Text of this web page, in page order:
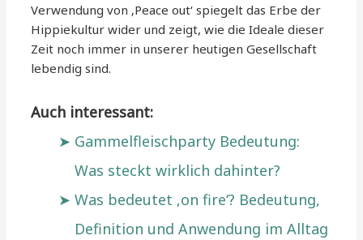
Verwendung von ‚Peace out‘ spiegelt das Erbe der
Hippiekultur wider und zeigt, wie die Ideale dieser
Zeit noch immer in unserer heutigen Gesellschaft
lebendig sind.
Auch interessant:
Gammelfleischparty Bedeutung:
Was steckt wirklich dahinter?
Was bedeutet ‚on fire‘? Bedeutung,
Definition und Anwendung im Alltag